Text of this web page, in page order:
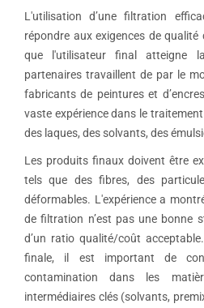
L'utilisation d’une filtration
répondre aux exigences de
que l'utilisateur final atteigne
partenaires travaillent de par le
fabricants de peintures et
vaste expérience dans le
des laques, des solvants, des
Les produits finaux doivent être
tels que des fibres, des
déformables. L'expérience a
de filtration n’est pas une bonne
d’un ratio qualité/coût
finale, il est important de
contamination dans les
intermédiaires clés (solvants,